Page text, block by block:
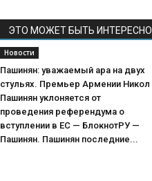
ЭТО МОЖЕТ БЫТЬ ИНТЕРЕСНО
Новости
Пашинян: уважаемый ара на двух
стульях. Премьер Армении Никол
Пашинян уклоняется от
проведения референдума о
вступлении в ЕС — БлокнотРУ —
Пашинян. Пашинян последние...